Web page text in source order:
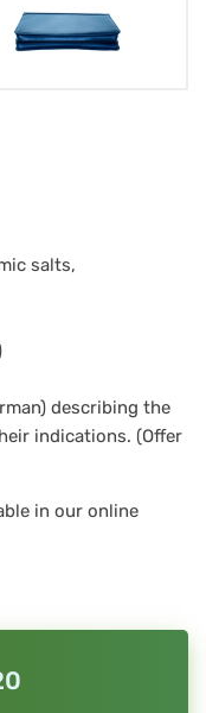
salts,
describing the
indications. (Offer
in our online